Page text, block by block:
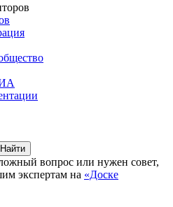
Найти
вопрос или нужен совет,
экспертам на «Доске